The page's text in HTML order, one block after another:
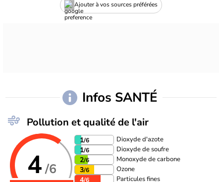
Ajouter à vos sources préférées
Infos SANTÉ
Pollution et qualité de l'air
4/6
1/6 Dioxyde d'azote
1/6 Dioxyde de soufre
2/6 Monoxyde de carbone
3/6 Ozone
4/6 Particules fines